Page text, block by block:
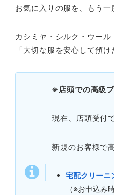
お気に入りの服を、もう一
カシミヤ・シルク・ウー
「大切な服を安心して預け
※店頭での高級
現在、店頭受付
新規のお客様で
宅配クリーニ
（※お申込み